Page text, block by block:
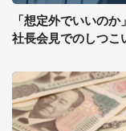
「想定外でいいの
社長会見でのしつこ